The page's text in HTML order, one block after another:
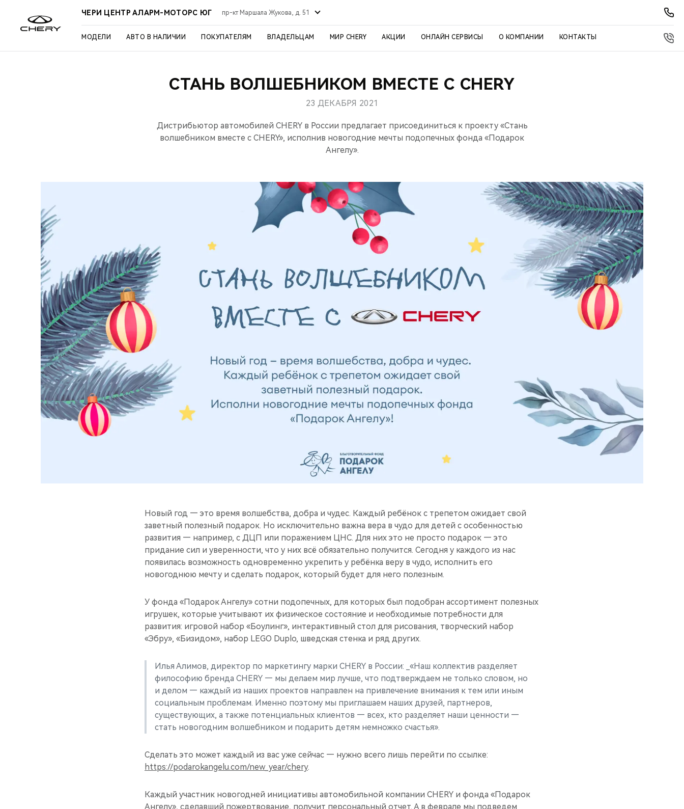
ЧЕРИ ЦЕНТР АЛАРМ-МОТОРС ЮГ пр-кт Маршала Жукова, д. 51
МОДЕЛИ АВТО В НАЛИЧИИ ПОКУПАТЕЛЯМ ВЛАДЕЛЬЦАМ МИР CHERY АКЦИИ ОНЛАЙН СЕРВИСЫ О КОМПАНИИ КОНТАКТЫ
СТАНЬ ВОЛШЕБНИКОМ ВМЕСТЕ С CHERY
23 ДЕКАБРЯ 2021
Дистрибьютор автомобилей CHERY в России предлагает присоединиться к проекту «Стань
волшебником вместе с CHERY», исполнив новогодние мечты подопечных фонда «Подарок
Ангелу».
Новый год — это время волшебства, добра и чудес. Каждый ребёнок с трепетом ожидает свой
заветный полезный подарок. Но исключительно важна вера в чудо для детей с особенностью
развития — например, с ДЦП или поражением ЦНС. Для них это не просто подарок — это
придание сил и уверенности, что у них всё обязательно получится. Сегодня у каждого из нас
появилась возможность одновременно укрепить у ребёнка веру в чудо, исполнить его
новогоднюю мечту и сделать подарок, который будет для него полезным.
У фонда «Подарок Ангелу» сотни подопечных, для которых был подобран ассортимент полезных
игрушек, которые учитывают их физическое состояние и необходимые потребности для
развития: игровой набор «Боулинг», интерактивный стол для рисования, творческий набор
«Эбру», «Бизидом», набор LEGO Duplo, шведская стенка и ряд других.
Илья Алимов, директор по маркетингу марки CHERY в России: _«Наш коллектив разделяет
философию бренда CHERY — мы делаем мир лучше, что подтверждаем не только словом, но
и делом — каждый из наших проектов направлен на привлечение внимания к тем или иным
социальным проблемам. Именно поэтому мы приглашаем наших друзей, партнеров,
существующих, а также потенциальных клиентов — всех, кто разделяет наши ценности —
стать новогодним волшебником и подарить детям немножко счастья».
Сделать это может каждый из вас уже сейчас — нужно всего лишь перейти по ссылке:
https://podarokangelu.com/new_year/chery.
Каждый участник новогодней инициативы автомобильной компании CHERY и фонда «Подарок
Ангелу», сделавший пожертвование, получит персональный отчет. А в феврале мы подведем